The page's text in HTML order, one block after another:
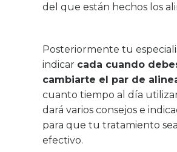
del que están hechos los
Posteriormente tu
indicar cada cuando
cambiarte el par de
cuanto tiempo al día
dará varios consejos e
para que tu tratamiento
efectivo.